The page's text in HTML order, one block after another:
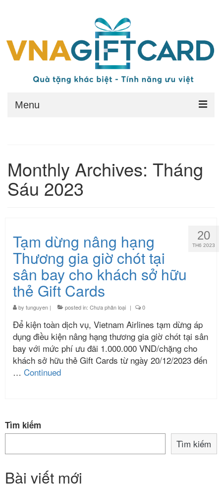
Menu
Quyền lợi
Điều kiện
Điều kiện áp dụng
Giai đoạn không áp dụng đối với thẻ
nâng hạng
Nhóm đường bay ngắn
Hướng dẫn
Hướng dẫn sử dụng
Liên hệ
Bộ câu hỏi
Monthly Archives: Tháng
Sáu 2023
20
TH6 2023
Tạm dừng nâng hạng
Thương gia giờ chót tại
sân bay cho khách sở hữu
thẻ Gift Cards
by tunguyen | posted in: Chưa phân loại | 0
Để kiện toàn dịch vụ, Vietnam Airlines tạm dừng áp
dụng điều kiện nâng hạng thương gia giờ chót tại sân
bay với mức phí ưu đãi 1.000.000 VND/chặng cho
khách sở hữu thẻ Gift Cards từ ngày 20/12/2023 đến
… Continued
Tìm kiếm
Tìm kiếm
Bài viết mới